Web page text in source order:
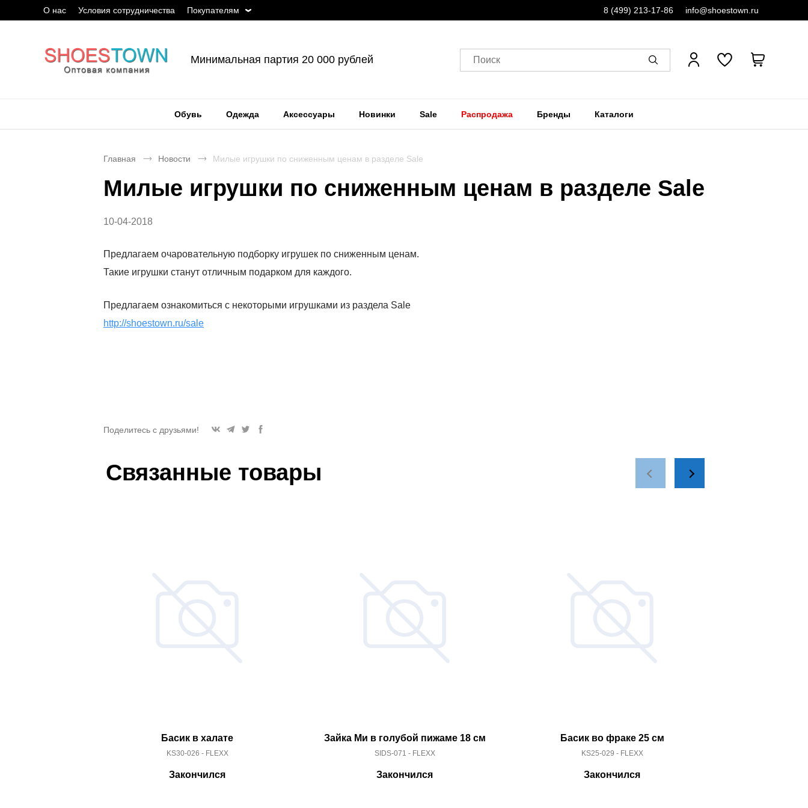
О нас Условия сотрудничества Покупателям 8 (499) 213-17-86 info@shoestown.ru
Минимальная партия 20 000 рублей Поиск
Обувь Одежда Аксессуары Новинки Sale Распродажа Бренды Каталоги
Главная Новости Милые игрушки по сниженным ценам в разделе Sale
Милые игрушки по сниженным ценам в разделе Sale
10-04-2018
Предлагаем очаровательную подборку игрушек по сниженным ценам.
Такие игрушки станут отличным подарком для каждого.
Предлагаем ознакомиться с некоторыми игрушками из раздела Sale
http://shoestown.ru/sale
Поделитесь с друзьями!
Связанные товары
Басик в халате
KS30-026 - FLEXX
Закончился
Зайка Ми в голубой пижаме 18 см
SIDS-071 - FLEXX
Закончился
Басик во фраке 25 см
KS25-029 - FLEXX
Закончился